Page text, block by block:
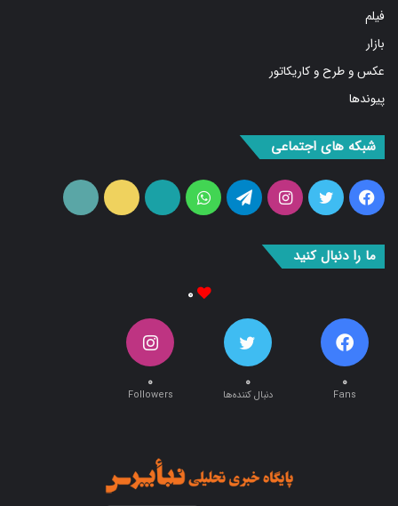
فیلم
بازار
عکس و طرح و کاریکاتور
پیوندها
شبکه های اجتماعی
فیس
توییتر اینستاگرامتلگرام واتس
آپارات ایتا
ما را دنبال کنید
۰
۰
Fans
۰
دنبال کننده‌ها
۰
Followers